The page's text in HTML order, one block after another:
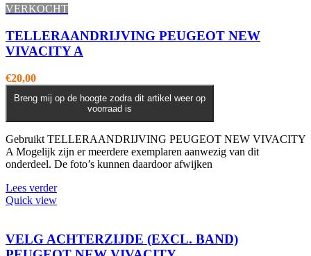
VERKOCHT
TELLERAANDRIJVING PEUGEOT NEW
VIVACITY A
€20,00
Breng mij op de hoogte zodra dit artikel weer op
voorraad is
Gebruikt TELLERAANDRIJVING PEUGEOT NEW VIVACITY
A Mogelijk zijn er meerdere exemplaren aanwezig van dit
onderdeel. De foto’s kunnen daardoor afwijken
Lees verder
Quick view
VELG ACHTERZIJDE (EXCL. BAND)